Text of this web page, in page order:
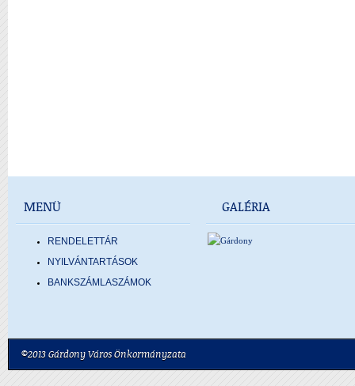
MENÜ
RENDELETTÁR
NYILVÁNTARTÁSOK
BANKSZÁMLASZÁMOK
GALÉRIA
©2013 Gárdony Város Önkormányzata